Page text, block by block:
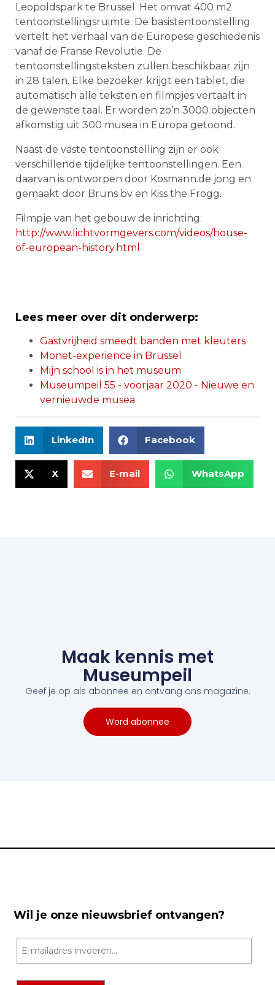
Leopoldspark te Brussel. Het omvat 400 m2
tentoonstellingsruimte. De basistentoonstelling
vertelt het verhaal van de Europese geschiedenis
vanaf de Franse Revolutie. De
tentoonstellingsteksten zullen beschikbaar zijn
in 28 talen. Elke bezoeker krijgt een tablet, die
automatisch alle teksten en filmpjes vertaalt in
de gewenste taal. Er worden zo’n 3000 objecten
afkomstig uit 300 musea in Europa getoond.
Naast de vaste tentoonstelling zijn er ook
verschillende tijdelijke tentoonstellingen. Een
daarvan is ontworpen door Kosmann.de jong en
gemaakt door Bruns bv en Kiss the Frogg.
Filmpje van het gebouw de inrichting:
http://www.lichtvormgevers.com/videos/house-
of-european-history.html
Lees meer over dit onderwerp:
Gastvrijheid smeedt banden met kleuters
Monet-experience in Brussel
Mijn school is in het museum
Museumpeil 55 - voorjaar 2020 - Nieuwe en
vernieuwde musea
LinkedIn Facebook
X E-mail WhatsApp
Maak kennis met
Museumpeil
Geef je op als abonnee en ontvang ons magazine.
Word abonnee
Wil je onze nieuwsbrief ontvangen?